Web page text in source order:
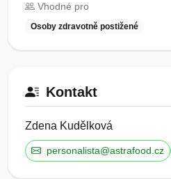
Vhodné pro
Osoby zdravotně postižené
Kontakt
Zdena Kudělková
personalista@astrafood.cz